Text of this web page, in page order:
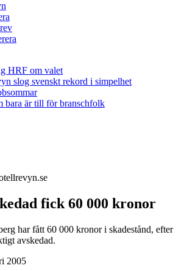
HRF om valet
slog svenskt rekord i simpelhet
bara är till för branschfolk
fick 60 000 kronor
har fått 60 000 kronor i skadestånd, efter
avskedad.
2005